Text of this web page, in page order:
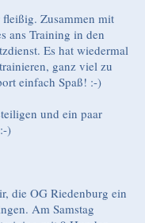
Zusammen mit
ans Training in den
Es hat wiedermal
ganz viel zu
einfach Spaß! :-)
und ein paar
)
die OG Riedenburg ein
Am Samstag